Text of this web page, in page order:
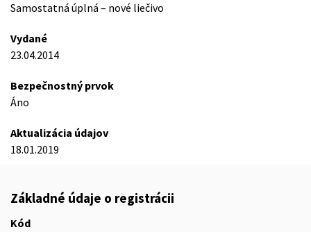
Samostatná úplná – nové liečivo
Vydané
23.04.2014
Bezpečnostný prvok
Áno
Aktualizácia údajov
18.01.2019
Základné údaje o registrácii
Kód